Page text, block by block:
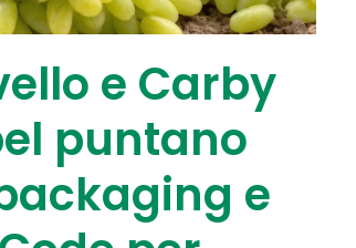
e Carby
puntano
e